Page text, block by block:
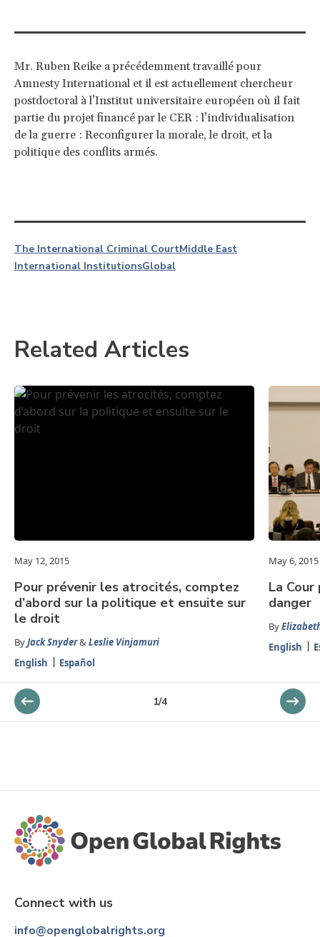
Mr. Ruben Reike a précédemment travaillé pour
Amnesty International et il est actuellement chercheur
postdoctoral à l’Institut universitaire européen où il fait
partie du projet financé par le CER : l’individualisation
de la guerre : Reconfigurer la morale, le droit, et la
politique des conflits armés.
The International Criminal CourtMiddle East
International InstitutionsGlobal
Related Articles
May 12, 2015
Pour prévenir les atrocités, comptez
d’abord sur la politique et ensuite sur
le droit
ByJack Snyder&Leslie Vinjamuri
English
Español
May 6, 2015
La
danger
By
English
1/4
Connect with us
info@openglobalrights.org